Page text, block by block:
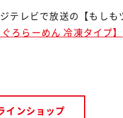
テレビで放送の【もし
ろらーめん 冷凍タイプ】
インショップ